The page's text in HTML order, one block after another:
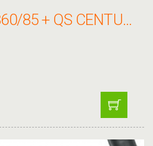
ABUS LAKAT 860/85 + QS CENTURO 860